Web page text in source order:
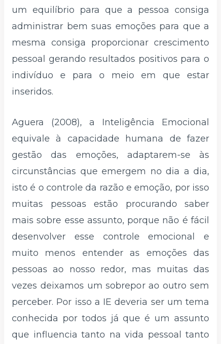
um equilíbrio para que a pessoa consiga
administrar bem suas emoções para que a
mesma consiga proporcionar crescimento
pessoal gerando resultados positivos para o
indivíduo e para o meio em que estar
inseridos.
Aguera (2008), a Inteligência Emocional
equivale à capacidade humana de fazer
gestão das emoções, adaptarem-se às
circunstâncias que emergem no dia a dia,
isto é o controle da razão e emoção, por isso
muitas pessoas estão procurando saber
mais sobre esse assunto, porque não é fácil
desenvolver esse controle emocional e
muito menos entender as emoções das
pessoas ao nosso redor, mas muitas das
vezes deixamos um sobrepor ao outro sem
perceber. Por isso a IE deveria ser um tema
conhecida por todos já que é um assunto
que influencia tanto na vida pessoal tanto